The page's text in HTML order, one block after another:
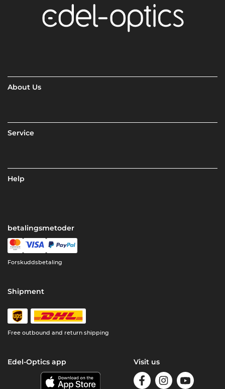
About Us
Service
Help
betalingsmetoder
Forskuddsbetaling
Shipment
Free outbound and return shipping
Edel-Optics app Visit us